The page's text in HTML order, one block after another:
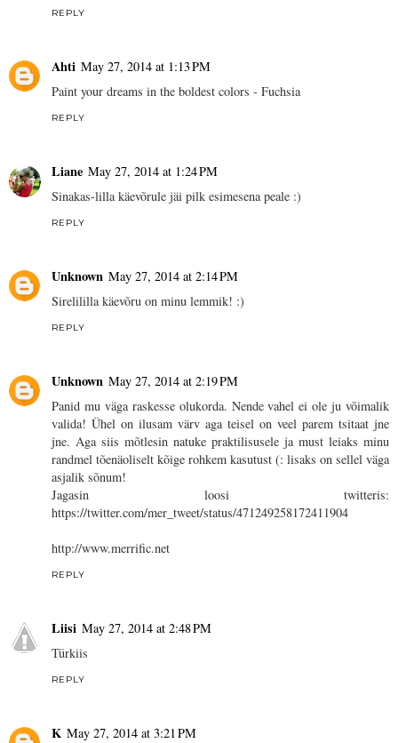
REPLY
Ahti May 27, 2014 at 1:13 PM
Paint your dreams in the boldest colors - Fuchsia
REPLY
Liane May 27, 2014 at 1:24 PM
Sinakas-lilla käevõrule jäi pilk esimesena peale :)
REPLY
Unknown May 27, 2014 at 2:14 PM
Sirelililla käevõru on minu lemmik! :)
REPLY
Unknown May 27, 2014 at 2:19 PM
Panid mu väga raskesse olukorda. Nende vahel ei ole ju võimalik
valida! Ühel on ilusam värv aga teisel on veel parem tsitaat jne
jne. Aga siis mõtlesin natuke praktilisusele ja must leiaks minu
randmel tõenäoliselt kõige rohkem kasutust (: lisaks on sellel väga
asjalik sõnum!
Jagasin loosi twitteris:
https://twitter.com/mer_tweet/status/471249258172411904
http://www.merrific.net
REPLY
Liisi May 27, 2014 at 2:48 PM
Türkiis
REPLY
K May 27, 2014 at 3:21 PM